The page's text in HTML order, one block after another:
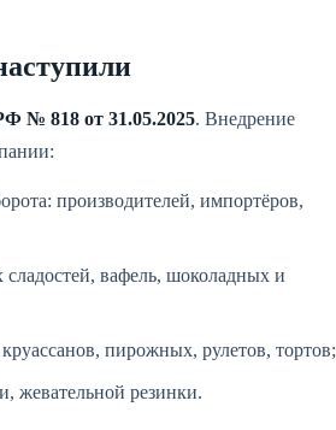
№ 818 от 31.05.2025. Внедрение
производителей, импортёров,
вафель, шоколадных и
пирожных, рулетов, тортов;
жевательной резинки.